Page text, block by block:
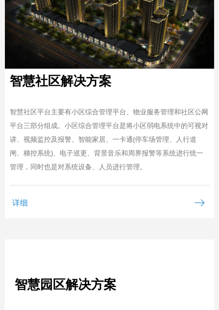
智慧社区解决方案
智慧社区平台主要有小区综合管理平台、物业服务管理和社区公网
平台三部分组成。小区综合管理平台是将小区弱电系统中的可视对
讲、视频监控及报警、智能家居、一卡通(停车场管理、人行道
闸、梯控系统)、电子巡更、背景音乐和周界报警等系统进行统一
管理，同时也是对系统设备、人员进行管理。
详细 ꁹ
智慧园区解决方案